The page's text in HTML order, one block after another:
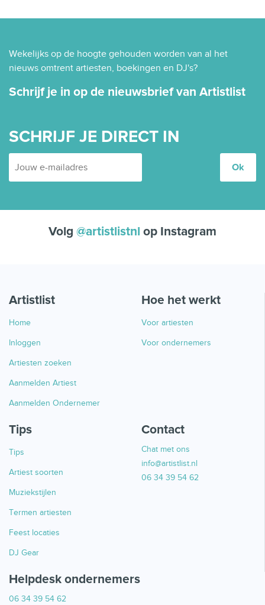
Wekelijks op de hoogte gehouden worden van al het
nieuws omtrent artiesten, boekingen en DJ's?
Schrijf je in op de nieuwsbrief van Artistlist
SCHRIJF JE DIRECT IN
Volg @artistlistnl op Instagram
Artistlist
Home
Inloggen
Artiesten zoeken
Aanmelden Artiest
Aanmelden Ondernemer
Hoe het werkt
Voor artiesten
Voor ondernemers
Tips
Tips
Artiest soorten
Muziekstijlen
Termen artiesten
Feest locaties
DJ Gear
Contact
Chat met ons
info@artistlist.nl
06 34 39 54 62
Helpdesk ondernemers
06 34 39 54 62